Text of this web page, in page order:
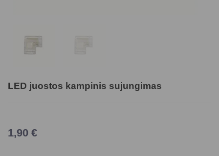
LED juostos kampinis sujungimas
1,90 €